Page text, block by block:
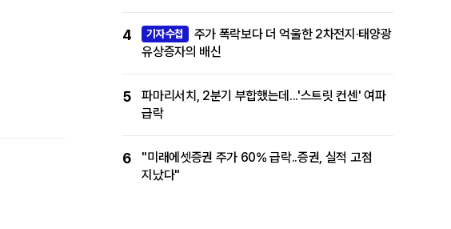
4 기자수첩
주가 폭락보다 더 억울한 2차전지·태양광
유상증자의 배신
5
파마리서치, 2분기 부합했는데...'스트릿 컨센' 여파
급락
6
"미래에셋증권 주가 60% 급락..증권, 실적 고점
지났다"